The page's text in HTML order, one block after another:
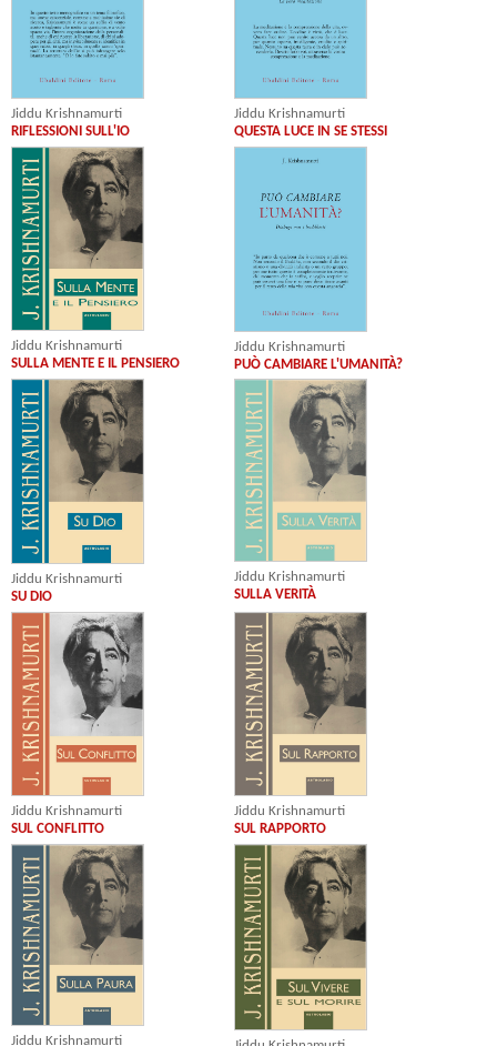
Jiddu Krishnamurti
RIFLESSIONI SULL'IO
Jiddu Krishnamurti
QUESTA LUCE IN SE STESSI
Jiddu Krishnamurti
SULLA MENTE E IL PENSIERO
Jiddu Krishnamurti
PUÒ CAMBIARE L'UMANITÀ?
Jiddu Krishnamurti
SU DIO
Jiddu Krishnamurti
SULLA VERITÀ
Jiddu Krishnamurti
SUL CONFLITTO
Jiddu Krishnamurti
SUL RAPPORTO
Jiddu Krishnamurti